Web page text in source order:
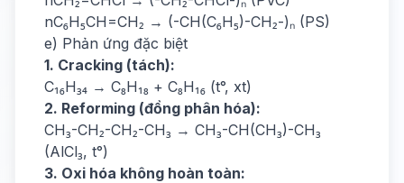
nC₆H₅CH=CH₂ → (-CH(C₆H₅)-CH₂-)ₙ (PS)
e) Phản ứng đặc biệt
1. Cracking (tách):
C₁₆H₃₄ → C₈H₁₈ + C₈H₁₆ (t°, xt)
2. Reforming (đồng phân hóa):
CH₃-CH₂-CH₂-CH₃ → CH₃-CH(CH₃)-CH₃
(AlCl₃, t°)
3. Oxi hóa không hoàn toàn: